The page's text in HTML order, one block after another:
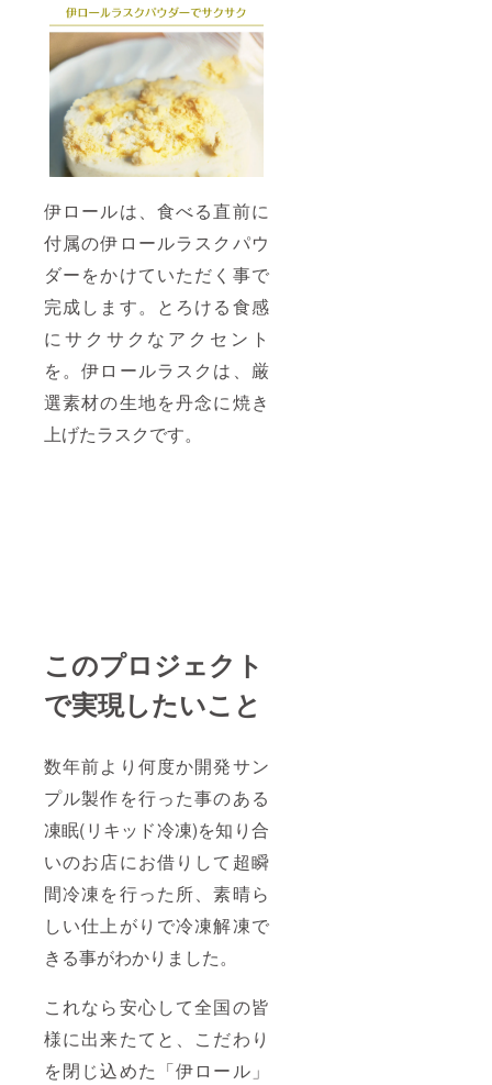
伊ロールは、食べる直前に
付属の伊ロールラスクパウ
ダーをかけていただく事で
完成します。とろける食感
にサクサクなアクセント
を。伊ロールラスクは、厳
選素材の生地を丹念に焼き
上げたラスクです。
このプロジェクト
で実現したいこと
数年前より何度か開発サン
プル製作を行った事のある
凍眠(リキッド冷凍)を知り合
いのお店にお借りして超瞬
間冷凍を行った所、素晴ら
しい仕上がりで冷凍解凍で
きる事がわかりました。
これなら安心して全国の皆
様に出来たてと、こだわり
を閉じ込めた「伊ロール」